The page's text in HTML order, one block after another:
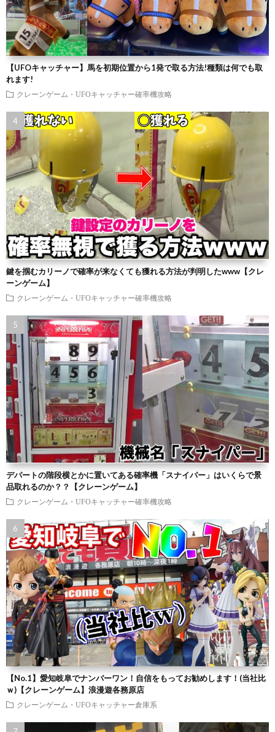
【UFOキャッチャー】馬を初期位置から1発で取る方法!種類は何でも取
れます!
クレーンゲーム・UFOキャッチャー確率機攻略
鍵を掴むカリーノで確率が来なくても獲れる方法が判明したwww【クレ
ーンゲーム】
クレーンゲーム・UFOキャッチャー確率機攻略
デパートの階段横とかに置いてある確率機「スナイパー」はいくらで景
品取れるのか？？【クレーンゲーム】
クレーンゲーム・UFOキャッチャー確率機攻略
【No.1】愛知岐阜でナンバーワン！自信をもってお勧めします！(当社比
ｗ)【クレーンゲーム】浪漫遊各務原店
クレーンゲーム・UFOキャッチャー倉庫系